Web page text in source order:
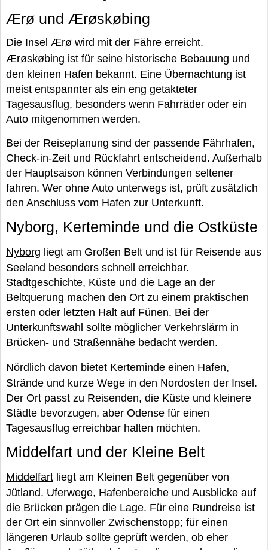
Ærø und Ærøskøbing
Die Insel Ærø wird mit der Fähre erreicht.
Ærøskøbing ist für seine historische Bebauung und
den kleinen Hafen bekannt. Eine Übernachtung ist
meist entspannter als ein eng getakteter
Tagesausflug, besonders wenn Fahrräder oder ein
Auto mitgenommen werden.
Bei der Reiseplanung sind der passende Fährhafen,
Check-in-Zeit und Rückfahrt entscheidend. Außerhalb
der Hauptsaison können Verbindungen seltener
fahren. Wer ohne Auto unterwegs ist, prüft zusätzlich
den Anschluss vom Hafen zur Unterkunft.
Nyborg, Kerteminde und die Ostküste
Nyborg liegt am Großen Belt und ist für Reisende aus
Seeland besonders schnell erreichbar.
Stadtgeschichte, Küste und die Lage an der
Beltquerung machen den Ort zu einem praktischen
ersten oder letzten Halt auf Fünen. Bei der
Unterkunftswahl sollte möglicher Verkehrslärm in
Brücken- und Straßennähe bedacht werden.
Nördlich davon bietet Kerteminde einen Hafen,
Strände und kurze Wege in den Nordosten der Insel.
Der Ort passt zu Reisenden, die Küste und kleinere
Städte bevorzugen, aber Odense für einen
Tagesausflug erreichbar halten möchten.
Middelfart und der Kleine Belt
Middelfart liegt am Kleinen Belt gegenüber von
Jütland. Uferwege, Hafenbereiche und Ausblicke auf
die Brücken prägen die Lage. Für eine Rundreise ist
der Ort ein sinnvoller Zwischenstopp; für einen
längeren Urlaub sollte geprüft werden, ob eher